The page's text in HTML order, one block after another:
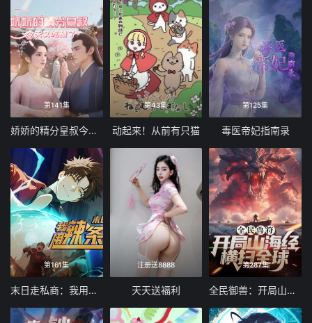
第141集
娇娇的精分皇叔今天又吃醋了
第43集
动起来！从前有只猫
第125集
毒医帝妃指南录
第161集
末日走私商：我用辣条换金砖动态漫画
注册送8888
天天送福利
第287集
全民御兽：开局山海经，我横扫全球